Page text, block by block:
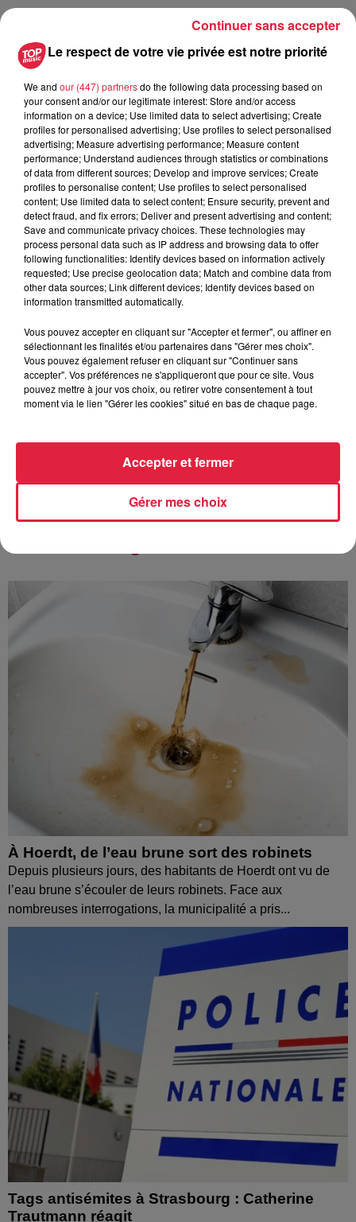
Publié : 8 juin 2024 à 6h00 - Modifié : 30 octobre 2025 à
16h48 Celine Rinckel
A lire aussi
6 août 2026
À Hoerdt, de l’eau brune sort des
robinets
6 août 2026
Tags antisémites à Strasbourg :
6 août 2026
Au zoo de Mulhouse : rencontre
À Hoerdt, de l’eau brune sort des robinets
Depuis plusieurs jours, des habitants de Hoerdt ont vu de
l’eau brune s’écouler de leurs robinets. Face aux
nombreuses interrogations, la municipalité a pris...
Tags antisémites à Strasbourg : Catherine
Trautmann réagit
Le respect de votre vie privée est notre priorité
We and our (447) partnersdo the following data processing based on
your consent and/or our legitimate interest: Store and/or access
information on a device; Use limited data to select advertising; Create
profiles for personalised advertising; Use profiles to select personalised
advertising; Measure advertising performance; Measure content
performance; Understand audiences through statistics or combinations
of data from different sources; Develop and improve services; Create
profiles to personalise content; Use profiles to select personalised
content; Use limited data to select content; Ensure security, prevent and
detect fraud, and fix errors; Deliver and present advertising and content;
Save and communicate privacy choices. These technologies may
process personal data such as IP address and browsing data to offer
following functionalities: Identify devices based on information actively
requested; Use precise geolocation data; Match and combine data from
other data sources; Link different devices; Identify devices based on
information transmitted automatically.
Vous pouvez accepter en cliquant sur "Accepter et fermer", ou affiner en
sélectionnant les finalités et/ou partenaires dans "Gérer mes choix".
Vous pouvez également refuser en cliquant sur "Continuer sans
accepter". Vos préférences ne s'appliqueront que pour ce site. Vous
pouvez mettre à jour vos choix, ou retirer votre consentement à tout
moment via le lien "Gérer les cookies" situé en bas de chaque page.
Gérer mes choix
Accepter et fermer
Continuer sans accepter